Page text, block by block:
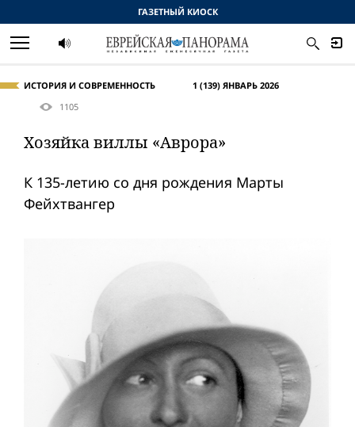
ИСТОРИЯ И СОВРЕМЕННОСТЬ
1 (139) ЯНВАРЬ 2026
1105
Хозяйка виллы «Аврора»
К 135-летию со дня рождения Марты
Фейхтвангер
ГАЗЕТНЫЙ КИОСК